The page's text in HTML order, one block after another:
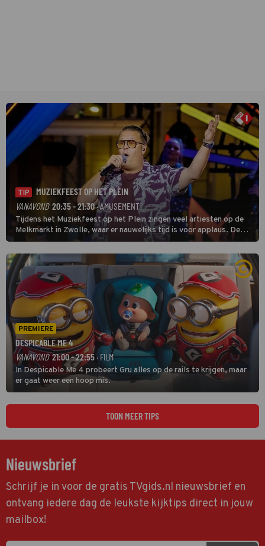
TIP
MUZIEKFEEST OP HET PLEIN
VANAVOND 20:35 - 21:30· AMUSEMENT
Tijdens het Muziekfeest op het Plein zingen veel artiesten op de
Melkmarkt in Zwolle, waar er nauwelijks tijd is voor applaus. De
grootste namen zijn André Hazes, Jannes, René Froger en
natuurlijk Rutger van Barneveld met zijn hit Zwoele Zomernachten.
PREMIERE
DESPICABLE ME 4
VANAVOND 21:00 - 22:55 · FILM
In Despicable Me 4 probeert Gru alles op de rails te krijgen, maar
er gaat weer een hoop mis.
TOON MEER TIPS
Nieuwsbrief
Schrijf je in voor de gratis TVgids.nl nieuwsbrief en
ontvang iedere dag de leukste kijktips direct in jouw
mailbox!